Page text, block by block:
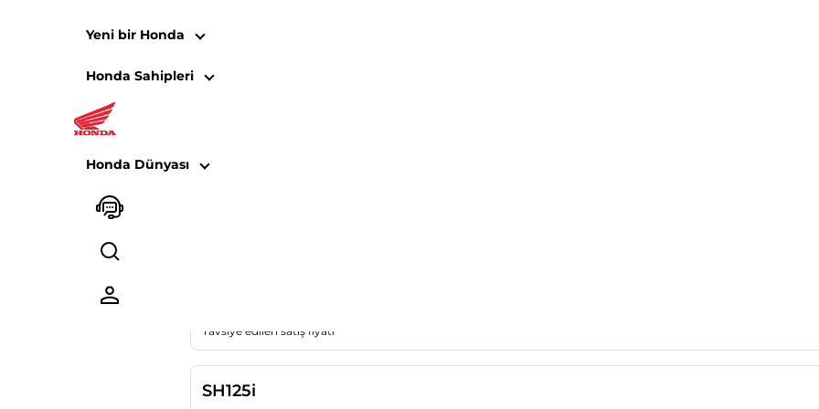
Yeni bir Honda
Honda Sahipleri
Honda Dünyası
Tavsiye edilen satış fiyatı
SH125i